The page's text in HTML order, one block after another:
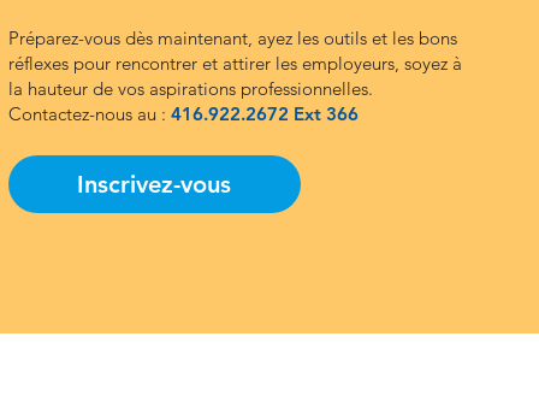
Préparez-vous dès maintenant, ayez les outils et les bons
réflexes pour rencontrer et attirer les employeurs, soyez à
la hauteur de vos aspirations professionnelles.
Contactez-nous au : 416.922.2672 Ext 366
Inscrivez-vous